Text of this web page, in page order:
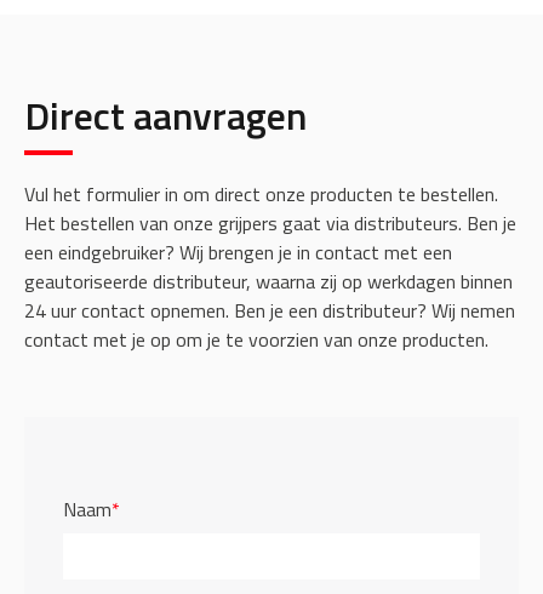
Direct aanvragen
Vul het formulier in om direct onze producten te bestellen.
Het bestellen van onze grijpers gaat via distributeurs. Ben je
een eindgebruiker? Wij brengen je in contact met een
geautoriseerde distributeur, waarna zij op werkdagen binnen
24 uur contact opnemen. Ben je een distributeur? Wij nemen
contact met je op om je te voorzien van onze producten.
Naam*